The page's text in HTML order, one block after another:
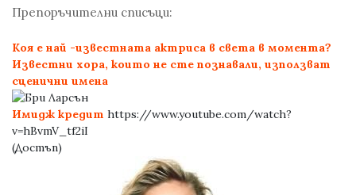
Препоръчителни списъци:
Коя е най -известната актриса в света в момента?
Известни хора, които не сте познавали, използват
сценични имена
Имидж кредит https://www.youtube.com/watch?
v=hBvmV_tf2iI
(Достъп)